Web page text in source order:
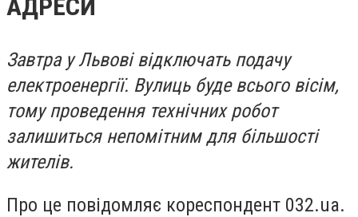
АДРЕСИ
Завтра у Львові відключать подачу
електроенергії. Вулиць буде всього вісім,
тому проведення технічних робот
залишиться непомітним для більшості
жителів.
Про це повідомляє кореспондент 032.ua.